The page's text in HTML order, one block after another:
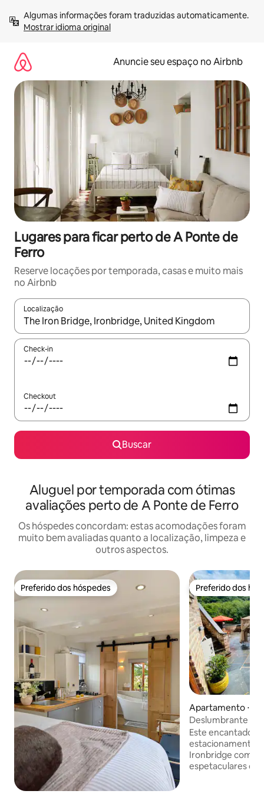
para
Mostrar idioma original
Anuncie seu espaço no Airbnb
Lugares para ficar perto de A Ponte de
Ferro
Reserve locações por temporada, casas e muito mais
no Airbnb
Localização
Quando os resultados estiverem disponíveis, explore-os
Check-in
Checkout
Buscar
Aluguel por temporada com ótimas
avaliações perto de A Ponte de Ferro
Os hóspedes concordam: estas acomodações foram
muito bem avaliadas quanto a localização, limpeza e
outros aspectos.
Preferido dos hóspedes
Preferido dos hóspedes Preferido dos
Preferido dos
Apartamento ⋅
Deslumbrante
terraço e vista
Este encantador
estacionamento
Ironbridge com
espetaculares da